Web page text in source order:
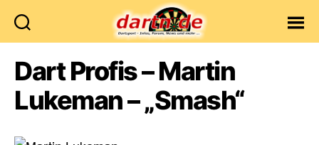
Dart Profis – Martin
Lukeman – „Smash“